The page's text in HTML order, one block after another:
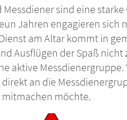
sind eine
Jahren engagieren sich
am Altar kommt in
Ausflügen der Spaß nicht
aktive Messdienergruppe.
an die
möchte.